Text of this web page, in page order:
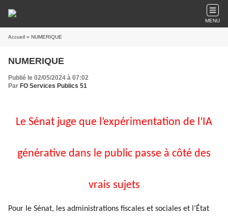
MENU
Accueil » NUMERIQUE
NUMERIQUE
Publié le 02/05/2024 à 07:02
Par FO Services Publics 51
Le Sénat juge que l’expérimentation de l’IA
générative dans le public passe à côté des
vrais sujets
Pour le Sénat, les administrations fiscales et sociales et l’État